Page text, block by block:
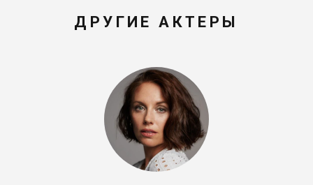
ДРУГИЕ АКТЕРЫ